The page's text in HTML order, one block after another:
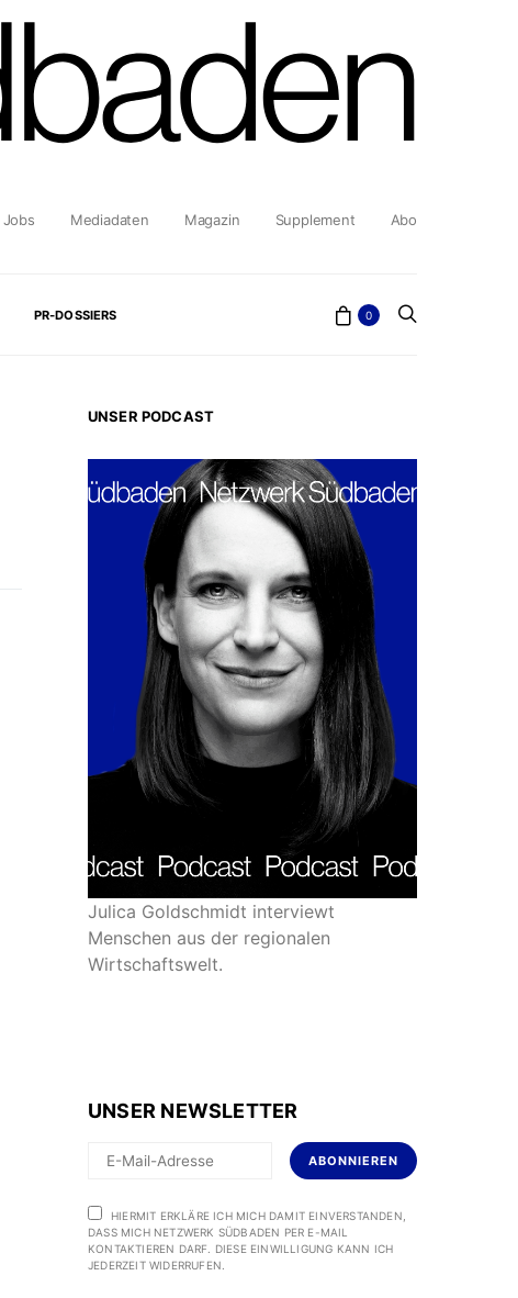
Jobs Mediadaten Magazin Supplement Abo
PR-DOSSIERS 0
UNSER PODCAST
Julica Goldschmidt interviewt
Menschen aus der regionalen
Wirtschaftswelt.
UNSER NEWSLETTER
ABONNIEREN
HIERMIT ERKLÄRE ICH MICH DAMIT EINVERSTANDEN,
DASS MICH NETZWERK SÜDBADEN PER E-MAIL
KONTAKTIEREN DARF. DIESE EINWILLIGUNG KANN ICH
JEDERZEIT WIDERRUFEN.